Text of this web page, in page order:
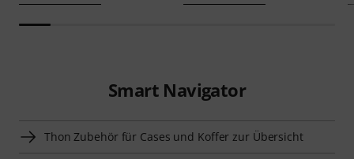
Smart Navigator
Thon Zubehör für Cases und Koffer zur Übersicht